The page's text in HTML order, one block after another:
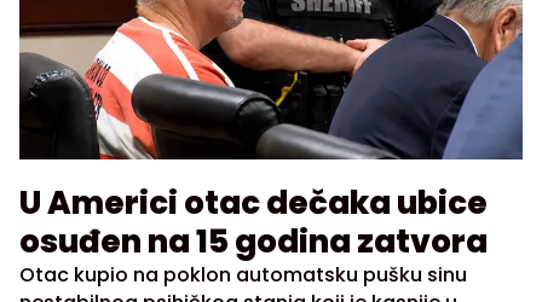
U Americi otac dečaka ubice
osuđen na 15 godina zatvora
Otac kupio na poklon automatsku pušku sinu